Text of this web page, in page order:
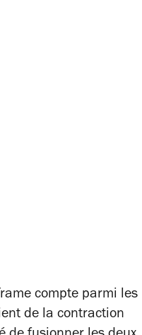
compte parmi les
de la contraction